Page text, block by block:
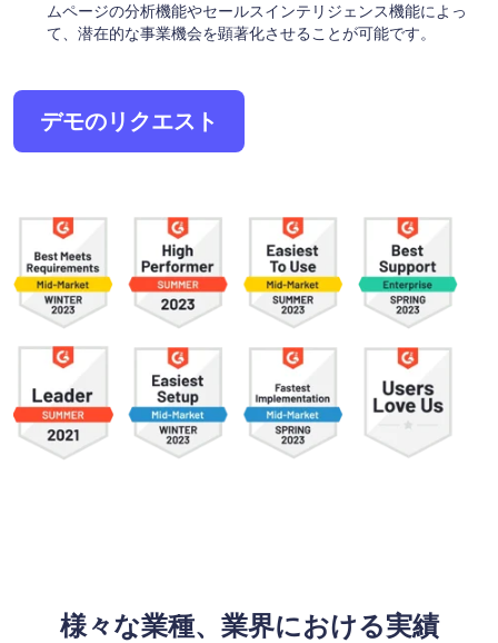
ムページの分析機能やセールスインテリジェンス機能によっ
て、潜在的な事業機会を顕著化させることが可能です。
デモのリクエスト
様々な業種、業界における実績